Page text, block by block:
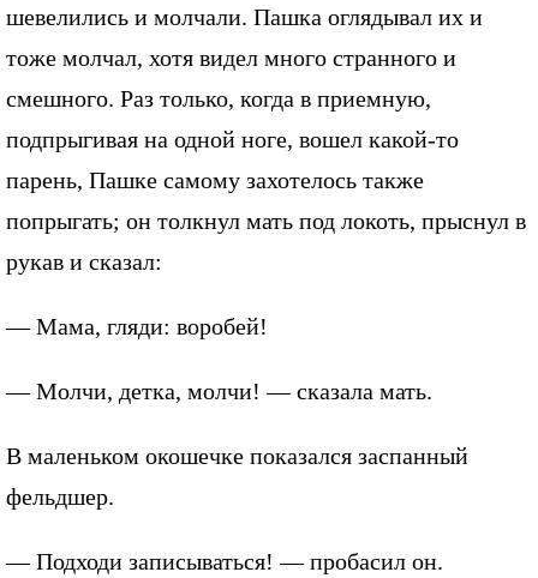
шевелились и молчали. Пашка оглядывал их и
тоже молчал, хотя видел много странного и
смешного. Раз только, когда в приемную,
подпрыгивая на одной ноге, вошел какой-то
парень, Пашке самому захотелось также
попрыгать; он толкнул мать под локоть, прыснул в
рукав и сказал:
— Мама, гляди: воробей!
— Молчи, детка, молчи! — сказала мать.
В маленьком окошечке показался заспанный
фельдшер.
— Подходи записываться! — пробасил он.